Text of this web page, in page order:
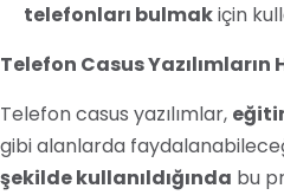
telefonları bulmakiçin
Telefon Casus Yazılımların
Telefon casus yazılımlar,
gibi alanlarda
şekilde kullanıldığında bu